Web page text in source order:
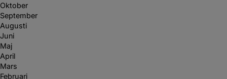
Oktober
September
Augusti
Juni
Maj
April
Mars
Februari